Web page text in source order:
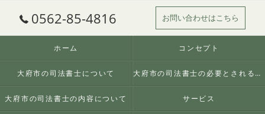
0562-85-4816 お問い合わせはこちら
ホーム コンセプト
大府市の司法書士について 大府市の司法書士の必要とされる理由
大府市の司法書士の内容について サービス